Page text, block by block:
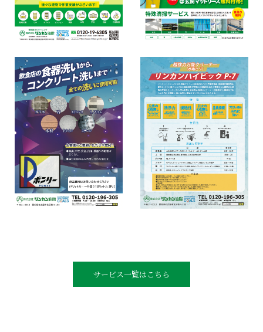
サービス一覧はこちら